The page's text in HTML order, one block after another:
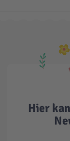
Hier